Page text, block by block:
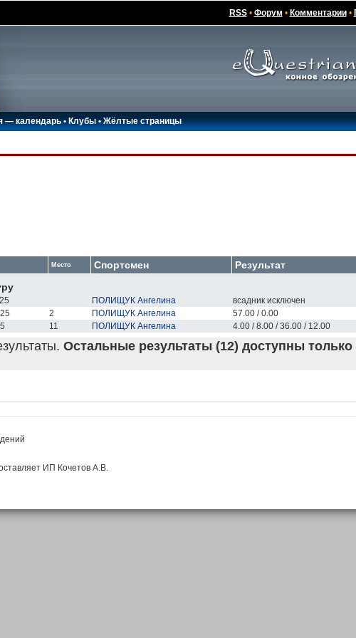
RSS• Форум • Комментарии•
— календарь•Клубы •Жёлтые страницы
Место Спортсмен
Результат
ПОЛИЩУК Ангелина
всадник исключен
2 ПОЛИЩУК Ангелина
57.00 / 0.00
11 ПОЛИЩУК Ангелина 4.00 / 8.00 / 36.00 / 12.00
Остальные результаты (12) доступны только
ИП Кочетов А.В.